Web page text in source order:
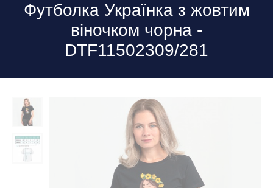
Футболка Українка з жовтим
віночком чорна -
DTF11502309/281